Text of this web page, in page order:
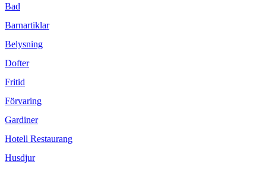
Bad
Barnartiklar
Belysning
Dofter
Fritid
Förvaring
Gardiner
Hotell Restaurang
Husdjur